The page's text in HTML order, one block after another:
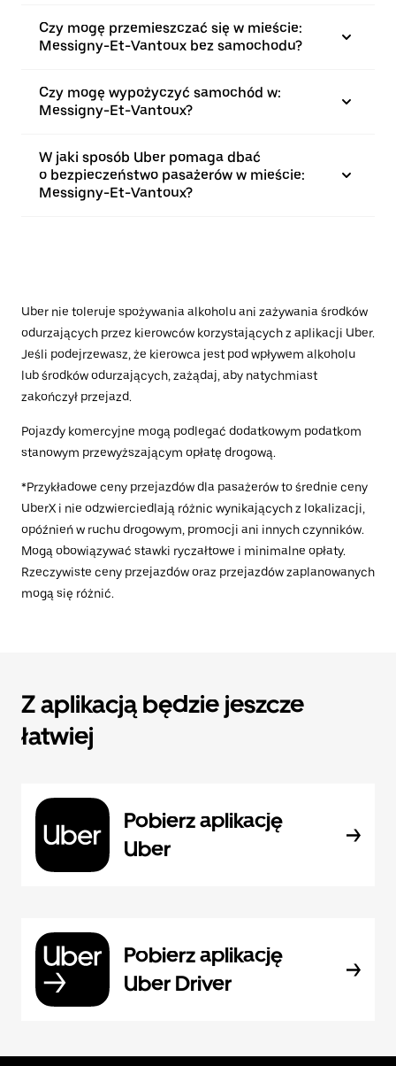
Czy mogę przemieszczać się w mieście:
Messigny-Et-Vantoux bez samochodu?
Czy mogę wypożyczyć samochód w:
Messigny-Et-Vantoux?
W jaki sposób Uber pomaga dbać
o bezpieczeństwo pasażerów w mieście:
Messigny-Et-Vantoux?
Uber nie toleruje spożywania alkoholu ani zażywania środków
odurzających przez kierowców korzystających z aplikacji Uber.
Jeśli podejrzewasz, że kierowca jest pod wpływem alkoholu
lub środków odurzających, zażądaj, aby natychmiast
zakończył przejazd.
Pojazdy komercyjne mogą podlegać dodatkowym podatkom
stanowym przewyższającym opłatę drogową.
*Przykładowe ceny przejazdów dla pasażerów to średnie ceny
UberX i nie odzwierciedlają różnic wynikających z lokalizacji,
opóźnień w ruchu drogowym, promocji ani innych czynników.
Mogą obowiązywać stawki ryczałtowe i minimalne opłaty.
Rzeczywiste ceny przejazdów oraz przejazdów zaplanowanych
mogą się różnić.
Z aplikacją będzie jeszcze
łatwiej
Pobierz aplikację
Uber
Pobierz aplikację
Uber Driver